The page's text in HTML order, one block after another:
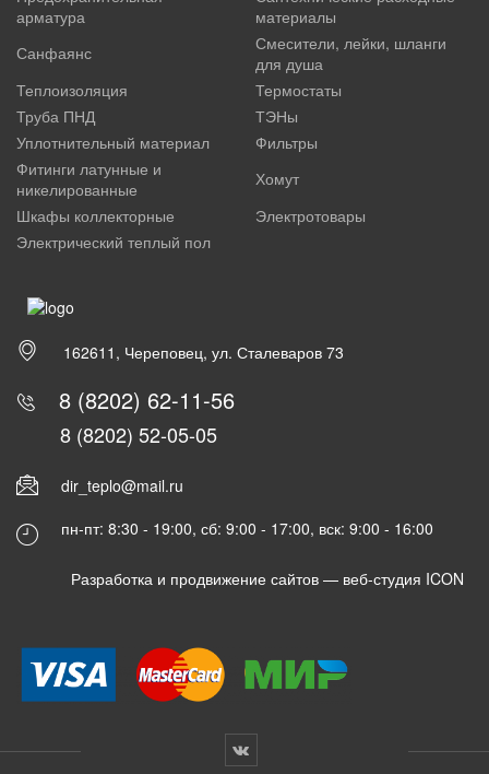
арматура
материалы
Санфаянс
Смесители, лейки, шланги
для душа
Теплоизоляция
Термостаты
Труба ПНД
ТЭНы
Уплотнительный материал
Фильтры
Фитинги латунные и
никелированные
Хомут
Шкафы коллекторные
Электротовары
Электрический теплый пол
162611, Череповец, ул. Сталеваров 73
8 (8202) 62-11-56
8 (8202) 52-05-05
dir_teplo@mail.ru
пн-пт: 8:30 - 19:00, сб: 9:00 - 17:00, вск: 9:00 - 16:00
Разработка и продвижение сайтов — веб-студия ICON